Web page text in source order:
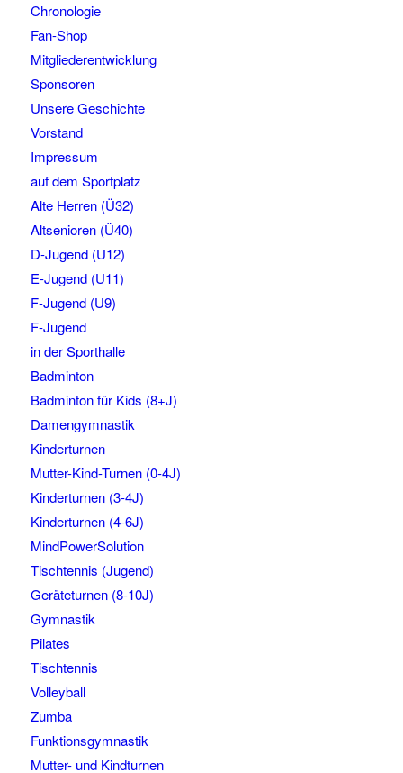
Chronologie
Fan-Shop
Mitgliederentwicklung
Sponsoren
Unsere Geschichte
Vorstand
Impressum
auf dem Sportplatz
Alte Herren (Ü32)
Altsenioren (Ü40)
D-Jugend (U12)
E-Jugend (U11)
F-Jugend (U9)
F-Jugend
in der Sporthalle
Badminton
Badminton für Kids (8+J)
Damengymnastik
Kinderturnen
Mutter-Kind-Turnen (0-4J)
Kinderturnen (3-4J)
Kinderturnen (4-6J)
MindPowerSolution
Tischtennis (Jugend)
Geräteturnen (8-10J)
Gymnastik
Pilates
Tischtennis
Volleyball
Zumba
Funktionsgymnastik
Mutter- und Kindturnen